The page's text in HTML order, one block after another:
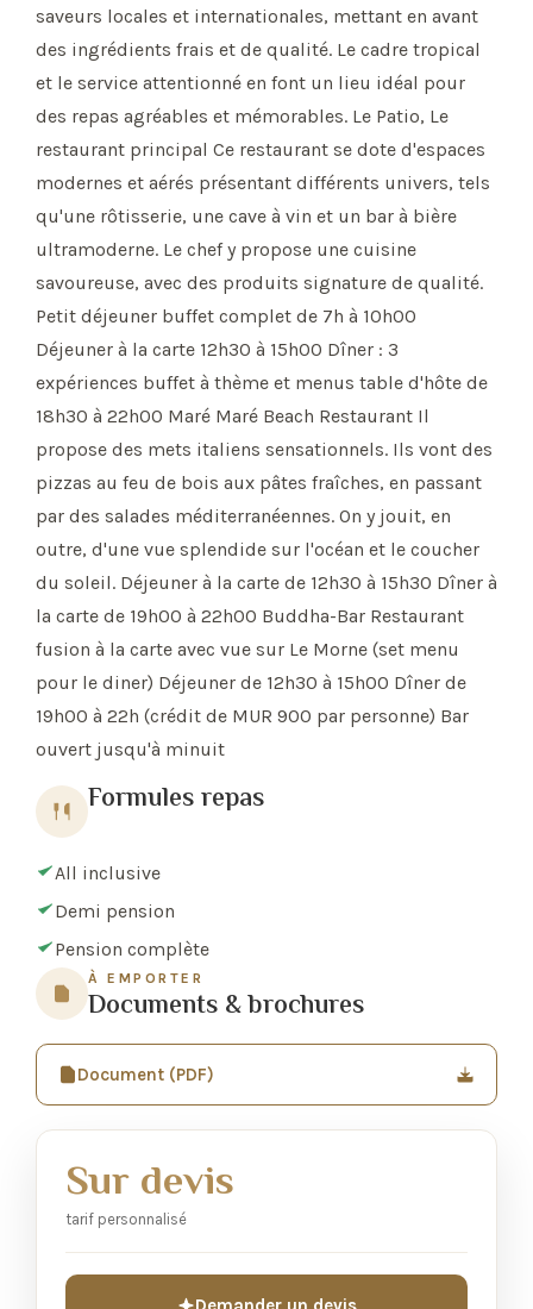
saveurs locales et internationales, mettant en avant
des ingrédients frais et de qualité. Le cadre tropical
et le service attentionné en font un lieu idéal pour
des repas agréables et mémorables. Le Patio, Le
restaurant principal Ce restaurant se dote d'espaces
modernes et aérés présentant différents univers, tels
qu'une rôtisserie, une cave à vin et un bar à bière
ultramoderne. Le chef y propose une cuisine
savoureuse, avec des produits signature de qualité.
Petit déjeuner buffet complet de 7h à 10h00
Déjeuner à la carte 12h30 à 15h00 Dîner : 3
expériences buffet à thème et menus table d'hôte de
18h30 à 22h00 Maré Maré Beach Restaurant Il
propose des mets italiens sensationnels. Ils vont des
pizzas au feu de bois aux pâtes fraîches, en passant
par des salades méditerranéennes. On y jouit, en
outre, d'une vue splendide sur l'océan et le coucher
du soleil. Déjeuner à la carte de 12h30 à 15h30 Dîner à
la carte de 19h00 à 22h00 Buddha-Bar Restaurant
fusion à la carte avec vue sur Le Morne (set menu
pour le diner) Déjeuner de 12h30 à 15h00 Dîner de
19h00 à 22h (crédit de MUR 900 par personne) Bar
ouvert jusqu'à minuit
Formules repas
All inclusive
Demi pension
Pension complète
À EMPORTER
Documents & brochures
Document (PDF)
Sur devis
tarif personnalisé